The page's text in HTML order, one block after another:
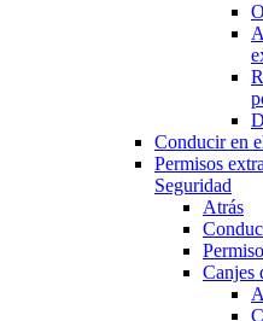
Conducir en
Permisos
Seguridad
Atrás
Canjes